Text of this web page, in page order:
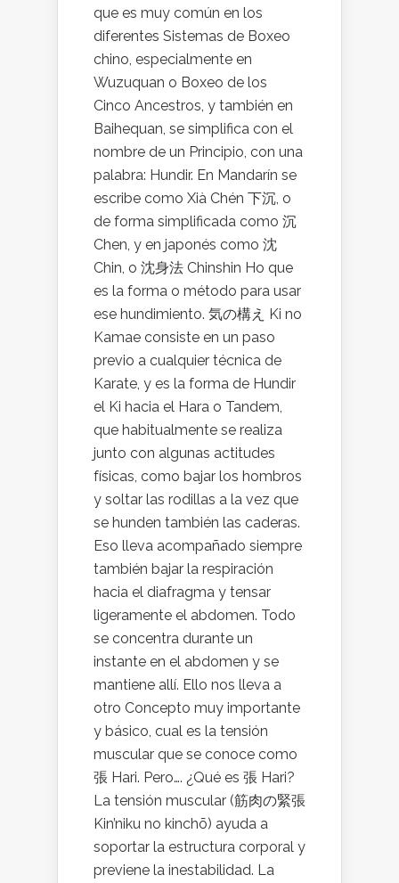
que es muy común en los
diferentes Sistemas de Boxeo
chino, especialmente en
Wuzuquan o Boxeo de los
Cinco Ancestros, y también en
Baihequan, se simplifica con el
nombre de un Principio, con una
palabra: Hundir. En Mandarín se
escribe como Xià Chén 下沉, o
de forma simplificada como 沉
Chen, y en japonés como 沈
Chin, o 沈身法 Chinshin Ho que
es la forma o método para usar
ese hundimiento. 気の構え Ki no
Kamae consiste en un paso
previo a cualquier técnica de
Karate, y es la forma de Hundir
el Ki hacia el Hara o Tandem,
que habitualmente se realiza
junto con algunas actitudes
físicas, como bajar los hombros
y soltar las rodillas a la vez que
se hunden también las caderas.
Eso lleva acompañado siempre
también bajar la respiración
hacia el diafragma y tensar
ligeramente el abdomen. Todo
se concentra durante un
instante en el abdomen y se
mantiene allí. Ello nos lleva a
otro Concepto muy importante
y básico, cual es la tensión
muscular que se conoce como
張 Hari. Pero…. ¿Qué es 張 Hari?
La tensión muscular (筋肉の緊張
Kin’niku no kinchō) ayuda a
soportar la estructura corporal y
previene la inestabilidad. La